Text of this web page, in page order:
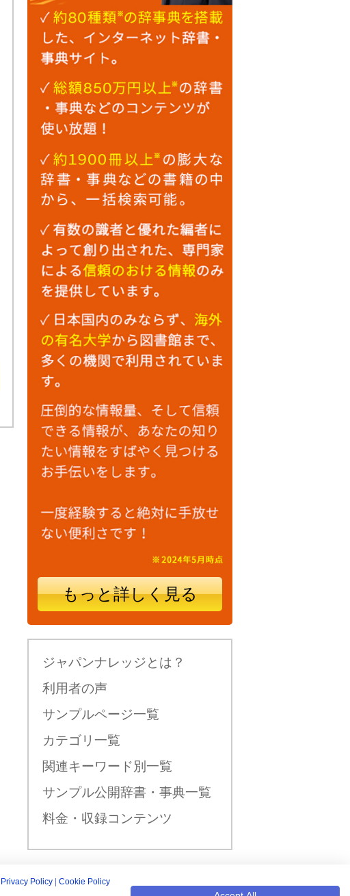
もっと詳しく見る
ジャパンナレッジとは？
利用者の声
サンプルページ一覧
カテゴリ一覧
関連キーワード別一覧
サンプル公開辞書・事典一覧
料金・収録コンテンツ
新規入会はこちら
Privacy Policy Cookie Policy